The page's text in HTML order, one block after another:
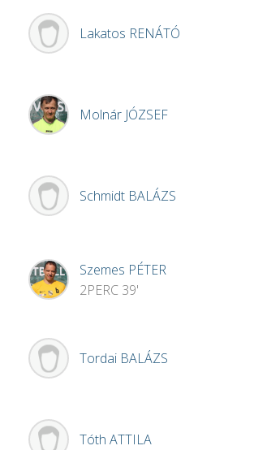
Lakatos RENÁTÓ
Molnár JÓZSEF
Schmidt BALÁZS
Szemes PÉTER
2PERC 39'
Tordai BALÁZS
Tóth ATTILA